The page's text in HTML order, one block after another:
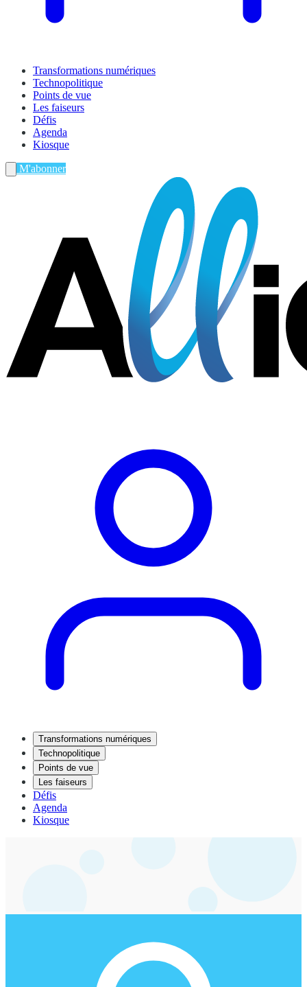
Transformations numériques
Technopolitique
Points de vue
Les faiseurs
Défis
Agenda
Kiosque
M'abonner
Transformations numériques
Technopolitique
Points de vue
Les faiseurs
Défis
Agenda
Kiosque